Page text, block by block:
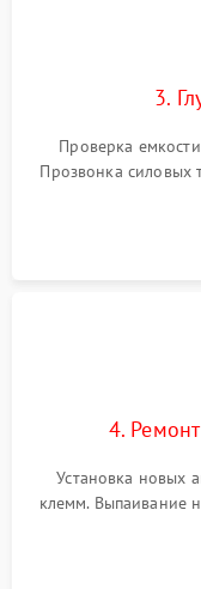
3.
Проверка
Прозвонка силовых
переключения и
4.
Установка новых
клемм. Выпаивание
цепи
Восстановление